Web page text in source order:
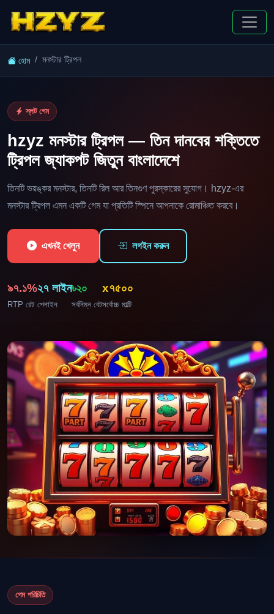
হোম মনস্টার ট্রিপল
স্লট গেম
hzyz মনস্টার ট্রিপল — তিন দানবের শক্তিতে
ট্রিপল জ্যাকপট জিতুন বাংলাদেশে
তিনটি ভয়ঙ্কর মনস্টার, তিনটি রিল আর তিনগুণ পুরস্কারের সুযোগ। hzyz-এর
মনস্টার ট্রিপল এমন একটি গেম যা প্রতিটি স্পিনে আপনাকে রোমাঞ্চিত করবে।
এখনই খেলুন লগইন করুন
৯৭.১%
RTP রেট
২৭ লাইন
পেলাইন
৳২০
সর্বনিম্ন বেট
x৭৫০০
সর্বোচ্চ মাল্টি
গেম পরিচিতি